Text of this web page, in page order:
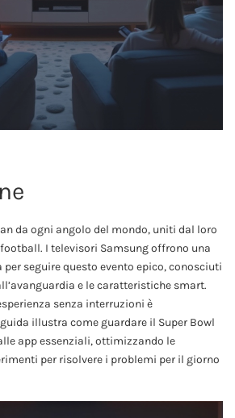
da ogni angolo del mondo, uniti dal loro
I televisori Samsung offrono una
seguire questo evento epico, conosciuti
e le caratteristiche smart.
senza interruzioni è
illustra come guardare il Super Bowl
app essenziali, ottimizzando le
per risolvere i problemi per il giorno